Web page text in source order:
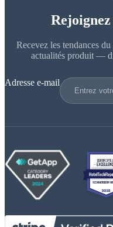
Recevez les tendances
actualités produit —
Adresse e-mail